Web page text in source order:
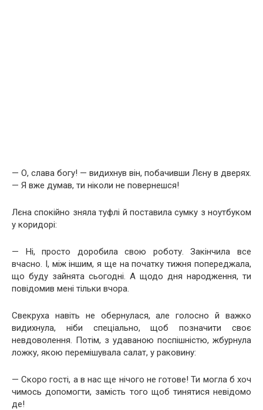
— О, слава богу! — видихнув він, побачивши Лєну в дверях.
— Я вже думав, ти ніколи не повернешся!
Лєна спокійно зняла туфлі й поставила сумку з ноутбуком
у коридорі:
— Ні, просто доробила свою роботу. Закінчила все
вчасно. І, між іншим, я ще на початку тижня попереджала,
що буду зайнята сьогодні. А щодо дня народження, ти
повідомив мені тільки вчора.
Свекруха навіть не обернулася, але голосно й важко
видихнула, ніби спеціально, щоб позначити своє
невдоволення. Потім, з удаваною поспішністю, жбурнула
ложку, якою перемішувала салат, у раковину:
— Скоро гості, а в нас ще нічого не готове! Ти могла б хоч
чимось допомогти, замість того щоб тинятися невідомо
де!